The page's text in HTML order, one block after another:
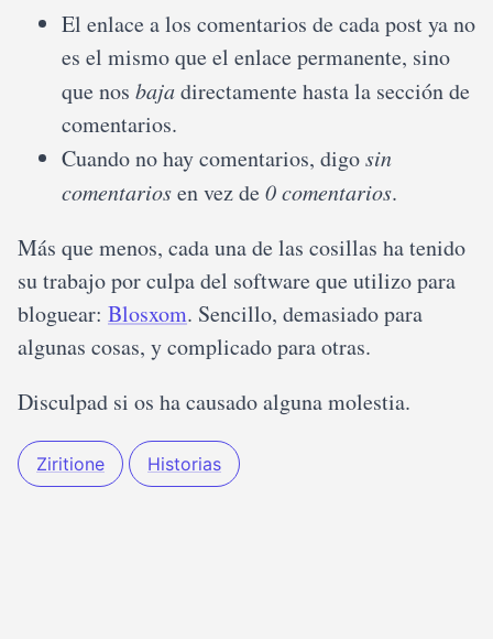
El enlace a los comentarios de cada post ya no
es el mismo que el enlace permanente, sino
que nos bajadirectamente hasta la sección de
comentarios.
Cuando no hay comentarios, digosin
comentariosen vez de0 comentarios.
Más que menos, cada una de las cosillas ha tenido
su trabajo por culpa del software que utilizo para
bloguear: Blosxom. Sencillo, demasiado para
algunas cosas, y complicado para otras.
Disculpad si os ha causado alguna molestia.
Ziritione Historias